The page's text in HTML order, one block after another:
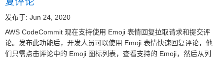
发布于: Jun 24, 2020
AWS CodeCommit 现在支持使用 Emoji 表情回复拉取请求和提交评
论。发布此功能后，开发人员可以使用 Emoji 表情快速回复评论，他
们只需点击评论中的 Emoji 图标列表，查看支持的 Emoji，然后从列